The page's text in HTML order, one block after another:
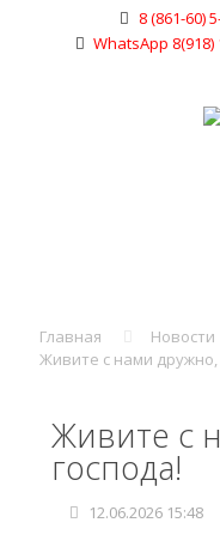
8 (861-60)
WhatsApp 8(918)
Главная Новости
Живите с нами дружно,
Живите с
господа!
12.06.2026 15:48